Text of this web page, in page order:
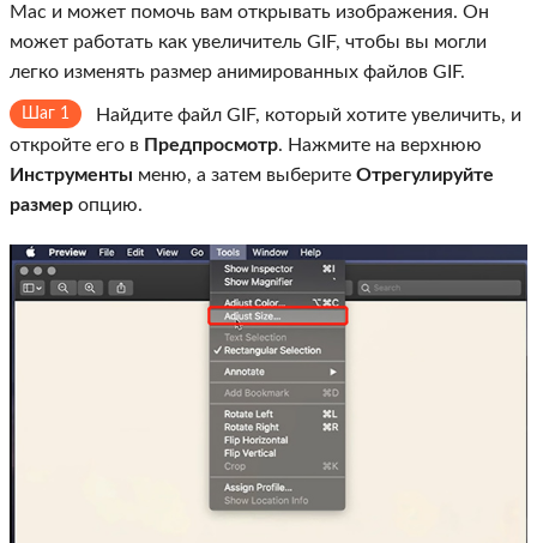
Mac и может помочь вам открывать изображения. Он
может работать как увеличитель GIF, чтобы вы могли
легко изменять размер анимированных файлов GIF.
Шаг 1
Найдите файл GIF, который хотите увеличить, и
откройте его в Предпросмотр. Нажмите на верхнюю
Инструменты меню, а затем выберите Отрегулируйте
размер опцию.